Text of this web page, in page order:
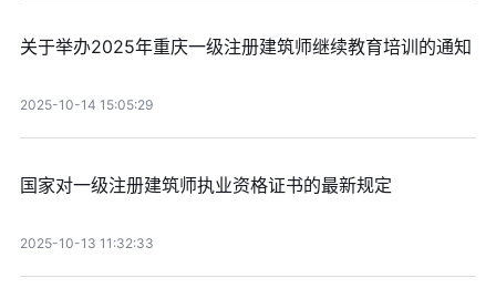
关于举办2025年重庆一级注册建筑师继续教育培训的通知
2025-10-14 15:05:29
国家对一级注册建筑师执业资格证书的最新规定
2025-10-13 11:32:33